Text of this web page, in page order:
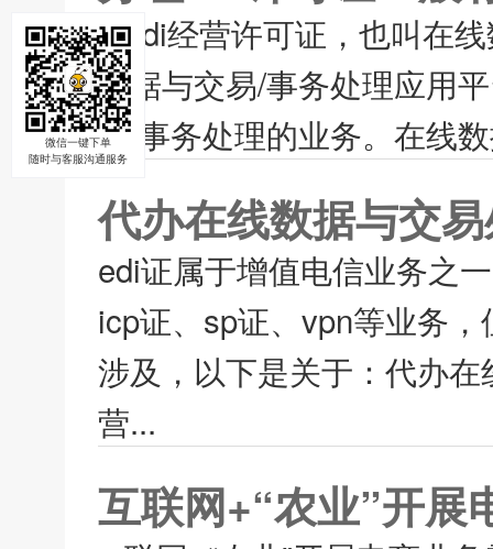
edi经营许可证，也叫在线
数据与交易/事务处理应用
易/事务处理的业务。在线
代办在线数据与交
edi证属于增值电信业务之
icp证、sp证、vpn等业务
涉及，以下是关于：代办
营...
互联网+“农业”开展
微信一键下单
随时与客服沟通服务